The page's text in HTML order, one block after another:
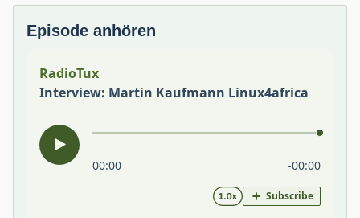
Episode anhören